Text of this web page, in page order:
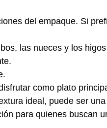
del empaque. Si
las nueces y los
como plato
ideal, puede ser
para quienes buscan